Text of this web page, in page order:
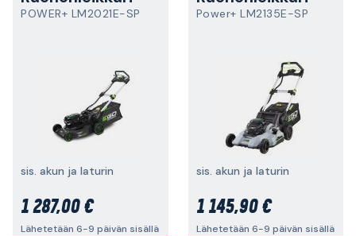
POWER+ LM2021E-SP
sis. akun ja laturin
1 287,00 €
Lähetetään 6-9 päivän sisällä
Power+ LM2135E-SP
sis. akun ja laturin
1 145,90 €
Lähetetään 6-9 päivän sisällä